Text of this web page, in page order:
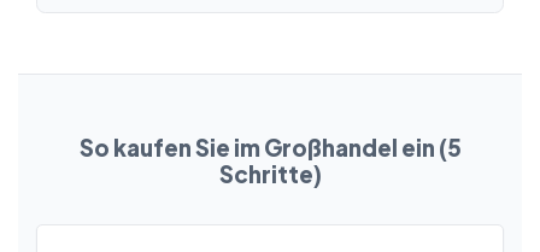
So kaufen Sie im Großhandel ein (5
Schritte)